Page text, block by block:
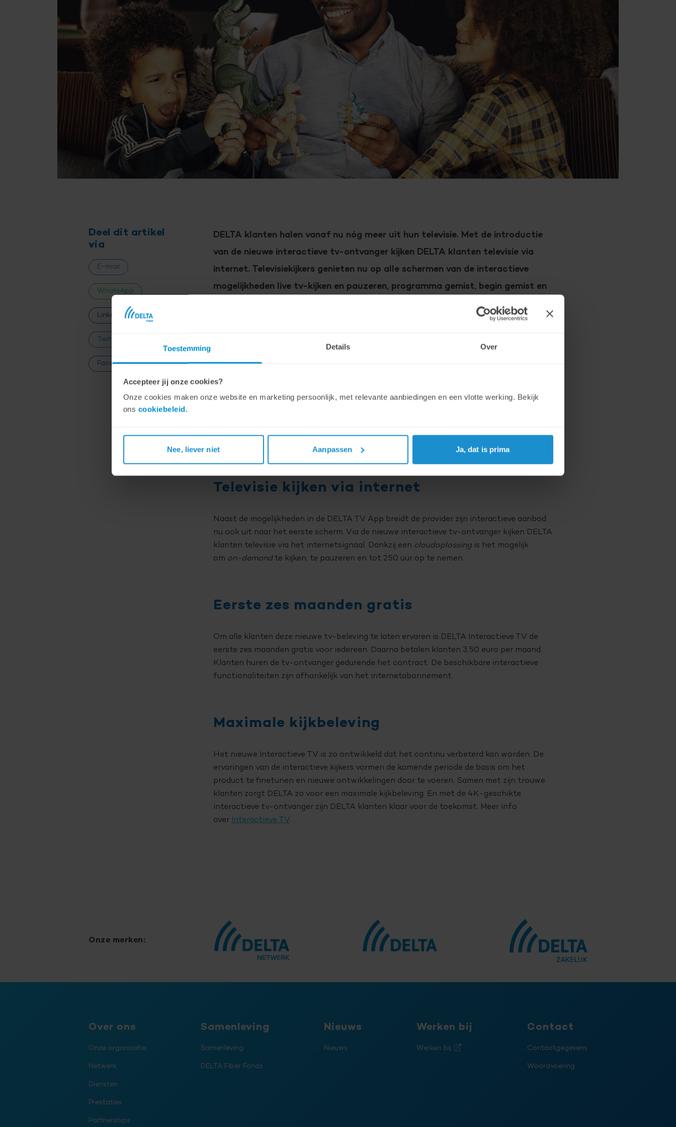
Toestemming Details Over
Accepteer jij onze cookies?
Onze cookies maken onze website en marketing persoonlijk, met relevante aanbiedingen en een vlotte werking. Bekijk
ons cookiebeleid.
Nee, liever niet Aanpassen Ja, dat is prima
Deel dit artikel
via
E-mail
WhatsApp
LinkedIn
Twitter
Facebook
DELTA klanten halen vanaf nu nóg meer uit hun televisie. Met de introductie
van de nieuwe interactieve tv-ontvanger kijken DELTA klanten televisie via
internet. Televisiekijkers genieten nu op alle schermen van de interactieve
mogelijkheden live tv-kijken en pauzeren, programma gemist, begin gemist en
opnemen. Een maximale tv-beleving via de televisie, tablet, smartphone en
Het nieuwe tv-product is samen met klanten ontwikkeld. Gebruiksgemak en kijkgedrag
Televisie kijken via internet
Naast de mogelijkheden in de DELTA TV App breidt de provider zijn interactieve aanbod
nu ook uit naar het eerste scherm. Via de nieuwe interactieve tv-ontvanger kijken DELTA
klanten televisie via het internetsignaal. Dankzij een cloudoplossing is het mogelijk
om on-demandte kijken, te pauzeren en tot 250 uur op te nemen.
Eerste zes maanden gratis
Om alle klanten deze nieuwe tv-beleving te laten ervaren is DELTA Interactieve TV de
eerste zes maanden gratis voor iedereen. Daarna betalen klanten 3,50 euro per maand.
Klanten huren de tv-ontvanger gedurende het contract. De beschikbare interactieve
functionaliteiten zijn afhankelijk van het internetabonnement.
Maximale kijkbeleving
Het nieuwe Interactieve TV is zo ontwikkeld dat het continu verbeterd kan worden. De
ervaringen van de interactieve kijkers vormen de komende periode de basis om het
product te finetunen en nieuwe ontwikkelingen door te voeren. Samen met zijn trouwe
klanten zorgt DELTA zo voor een maximale kijkbeleving. En met de 4K-geschikte
interactieve tv-ontvanger zijn DELTA klanten klaar voor de toekomst. Meer info
over
Interactieve TV.
Onze merken:
Over ons
Onze organisatie
Netwerk
Diensten
Prestaties
Partnerships
Samenleving
Samenleving
DELTA Fiber Fonds
Nieuws
Nieuws
Werken bij
Werken bij
Contact
Contactgegevens
Woordvoering